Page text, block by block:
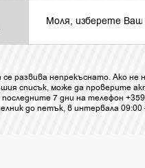
развива непрекъснато. Ако не
списък, може да проверите
7 дни на телефон
до петък, в интервала 09:00